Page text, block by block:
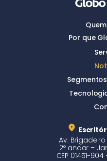
Por que
Av. Brigadeiro
2º andar –
CEP 01451-